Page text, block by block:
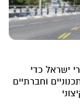
ישראל כדי
וחברתיים